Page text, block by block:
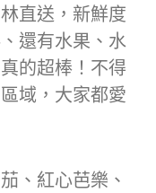
直送，新鮮度
還有水果、水
的超棒！不得
域，大家都愛
、紅心芭樂、